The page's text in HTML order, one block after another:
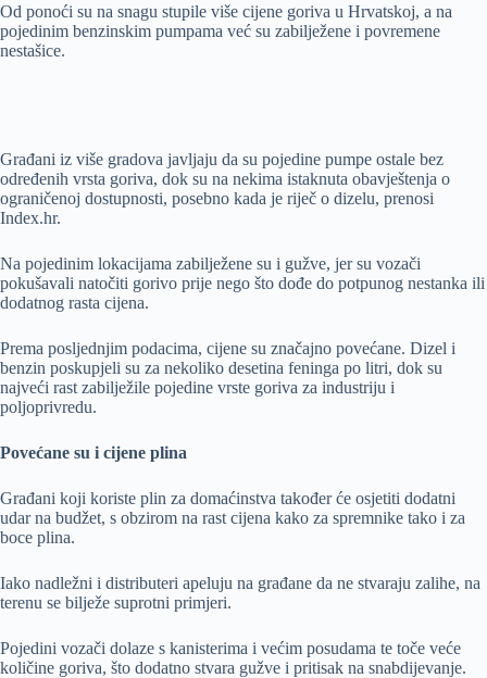
Od ponoći su na snagu stupile više cijene goriva u Hrvatskoj, a na
pojedinim benzinskim pumpama već su zabilježene i povremene
nestašice.
Građani iz više gradova javljaju da su pojedine pumpe ostale bez
određenih vrsta goriva, dok su na nekima istaknuta obavještenja o
ograničenoj dostupnosti, posebno kada je riječ o dizelu, prenosi
Index.hr.
Na pojedinim lokacijama zabilježene su i gužve, jer su vozači
pokušavali natočiti gorivo prije nego što dođe do potpunog nestanka ili
dodatnog rasta cijena.
Prema posljednjim podacima, cijene su značajno povećane. Dizel i
benzin poskupjeli su za nekoliko desetina feninga po litri, dok su
najveći rast zabilježile pojedine vrste goriva za industriju i
poljoprivredu.
Povećane su i cijene plina
Građani koji koriste plin za domaćinstva također će osjetiti dodatni
udar na budžet, s obzirom na rast cijena kako za spremnike tako i za
boce plina.
Iako nadležni i distributeri apeluju na građane da ne stvaraju zalihe, na
terenu se bilježe suprotni primjeri.
Pojedini vozači dolaze s kanisterima i većim posudama te toče veće
količine goriva, što dodatno stvara gužve i pritisak na snabdijevanje.